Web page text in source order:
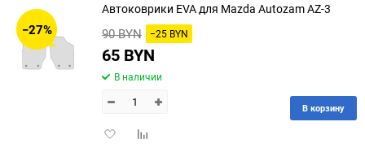
30
150
−27%
Автоковрики EVA для Mazda Autozam AZ-3
90 BYN −25 BYN
65 BYN
В наличии
ДобавитьДобавить
В корзину